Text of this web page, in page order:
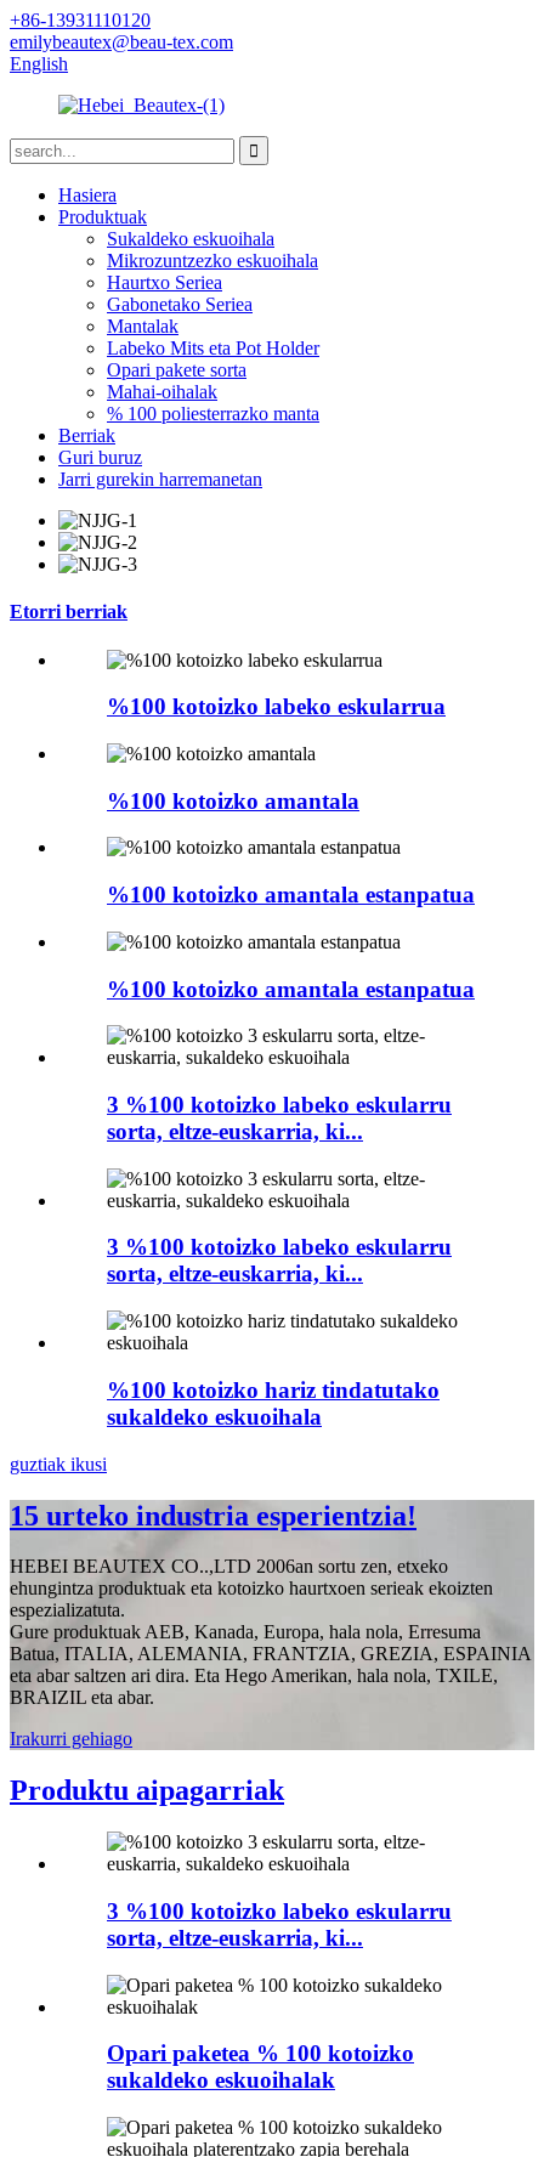
+86-13931110120
emilybeautex@beau-tex.com
English
Hasiera
Produktuak
Sukaldeko eskuoihala
Mikrozuntzezko eskuoihala
Haurtxo Seriea
Gabonetako Seriea
Mantalak
Labeko Mits eta Pot Holder
Opari pakete sorta
Mahai-oihalak
% 100 poliesterrazko manta
Berriak
Guri buruz
Jarri gurekin harremanetan
Etorri berriak
%100 kotoizko labeko eskularrua
%100 kotoizko amantala
%100 kotoizko amantala estanpatua
%100 kotoizko amantala estanpatua
3 %100 kotoizko labeko eskularru
sorta, eltze-euskarria, ki...
3 %100 kotoizko labeko eskularru
sorta, eltze-euskarria, ki...
%100 kotoizko hariz tindatutako
sukaldeko eskuoihala
guztiak ikusi
15 urteko industria esperientzia!
HEBEI BEAUTEX CO..,LTD 2006an sortu zen, etxeko
ehungintza produktuak eta kotoizko haurtxoen serieak ekoizten
espezializatuta.
Gure produktuak AEB, Kanada, Europa, hala nola, Erresuma
Batua, ITALIA, ALEMANIA, FRANTZIA, GREZIA, ESPAINIA
eta abar saltzen ari dira. Eta Hego Amerikan, hala nola, TXILE,
BRAIZIL eta abar.
Irakurri gehiago
Produktu aipagarriak
3 %100 kotoizko labeko eskularru
sorta, eltze-euskarria, ki...
Opari paketea % 100 kotoizko
sukaldeko eskuoihalak